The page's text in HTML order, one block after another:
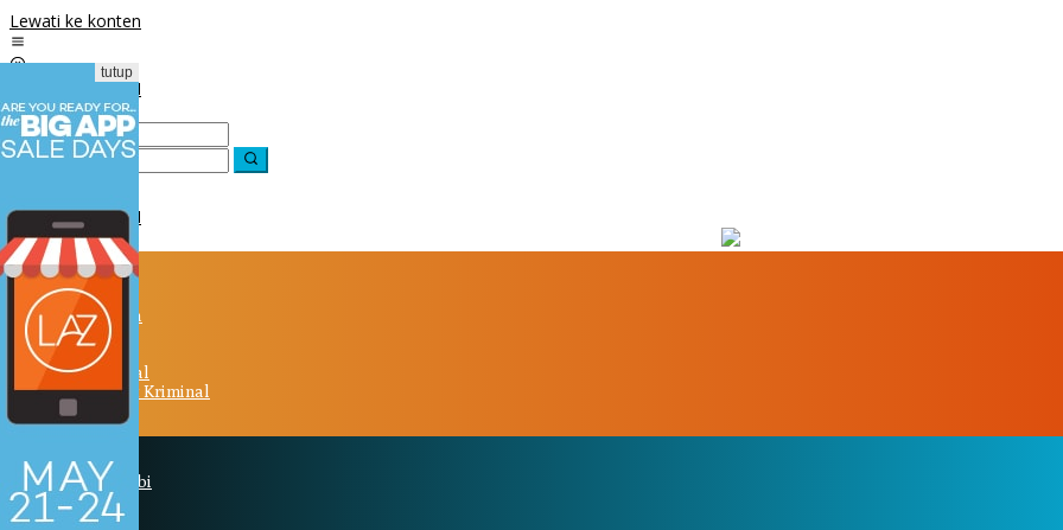
Lewati ke konten
Beranda
Berita
Olahraga
Politik
Nasional
Advetorial
Hukum & Kriminal
Peristiwa
Daerah
Kota Jambi
Bungo
Tebo
tutup